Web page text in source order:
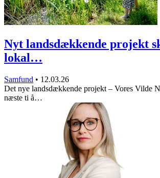
Nyt landsdækkende projekt
lokal…
Samfund • 12.03.26
Det nye landsdækkende projekt – Vores Vilde
næste ti å…